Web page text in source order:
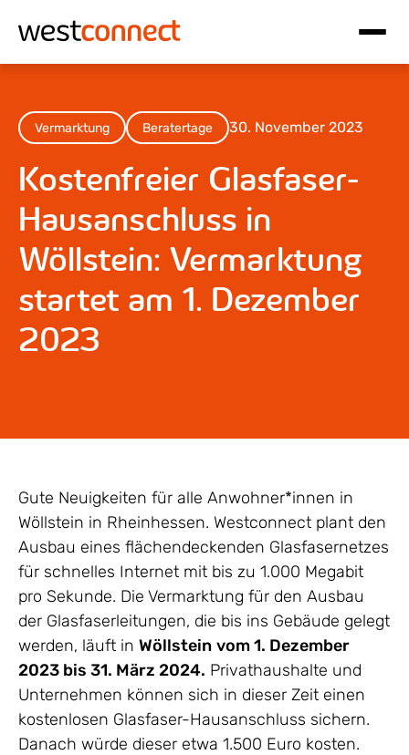
Hauptnavigation
Vermarktung Beratertage 30. November 2023
Kostenfreier Glasfaser-
Hausanschluss in
Wöllstein: Vermarktung
startet am 1. Dezember
2023
Gute Neuigkeiten für alle Anwohner*innen in
Wöllstein in Rheinhessen. Westconnect plant den
Ausbau eines flächendeckenden Glasfasernetzes
für schnelles Internet mit bis zu 1.000 Megabit
pro Sekunde. Die Vermarktung für den Ausbau
der Glasfaserleitungen, die bis ins Gebäude gelegt
werden, läuft in Wöllstein vom 1. Dezember
2023 bis 31. März 2024. Privathaushalte und
Unternehmen können sich in dieser Zeit einen
kostenlosen Glasfaser-Hausanschluss sichern.
Danach würde dieser etwa 1.500 Euro kosten.